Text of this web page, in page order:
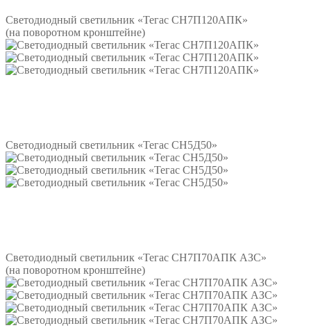
Светодиодный светильник «Тегас СН7П120АПК»
(на поворотном кронштейне)
Светодиодный светильник «Тегас СН5Д50»
Светодиодный светильник «Тегас СН7П70АПК АЗС»
(на поворотном кронштейне)